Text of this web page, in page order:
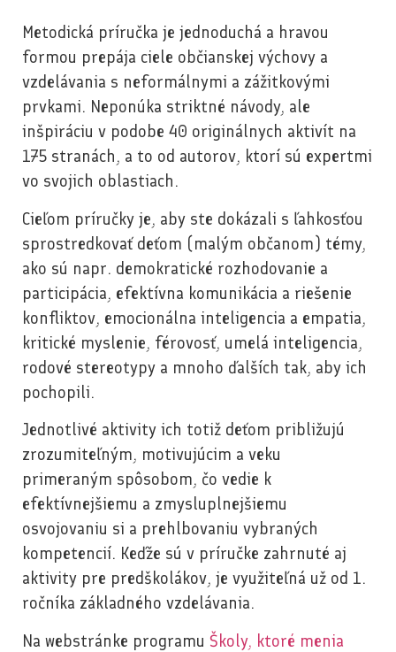
Metodická príručka je jednoduchá a hravou
formou prepája ciele občianskej výchovy a
vzdelávania s neformálnymi a zážitkovými
prvkami. Neponúka striktné návody, ale
inšpiráciu v podobe 40 originálnych aktivít na
175 stranách, a to od autorov, ktorí sú expertmi
vo svojich oblastiach.
Cieľom príručky je, aby ste dokázali s ľahkosťou
sprostredkovať deťom (malým občanom) témy,
ako sú napr. demokratické rozhodovanie a
participácia, efektívna komunikácia a riešenie
konfliktov, emocionálna inteligencia a empatia,
kritické myslenie, férovosť, umelá inteligencia,
rodové stereotypy a mnoho ďalších tak, aby ich
pochopili.
Jednotlivé aktivity ich totiž deťom približujú
zrozumiteľným, motivujúcim a veku
primeraným spôsobom, čo vedie k
efektívnejšiemu a zmysluplnejšiemu
osvojovaniu si a prehlbovaniu vybraných
kompetencií. Keďže sú v príručke zahrnuté aj
aktivity pre predškolákov, je využiteľná už od 1.
ročníka základného vzdelávania.
Na webstránke programu Školy, ktoré menia